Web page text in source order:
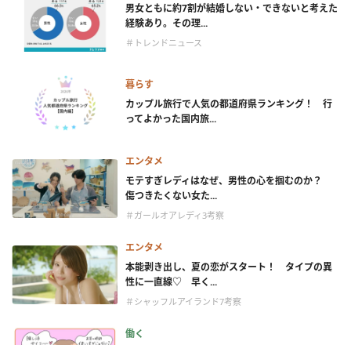
男女ともに約7割が結婚しない・できないと考えた
経験あり。その理...
＃トレンドニュース
暮らす
カップル旅行で人気の都道府県ランキング！ 行
ってよかった国内旅...
エンタメ
モテすぎレディはなぜ、男性の心を掴むのか？
傷つきたくない女た...
＃ガールオアレディ3考察
エンタメ
本能剥き出し、夏の恋がスタート！ タイプの異
性に一直線♡ 早く...
＃シャッフルアイランド7考察
働く